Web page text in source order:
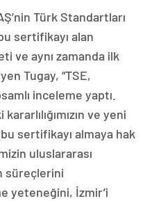
Türk Standartları
sertifikayı alan
ve aynı zamanda ilk
Tugay, “TSE,
inceleme yaptı.
ve yeni
sertifikayı almaya hak
uluslararası
süreçlerini
yeteneğini, İzmir’i